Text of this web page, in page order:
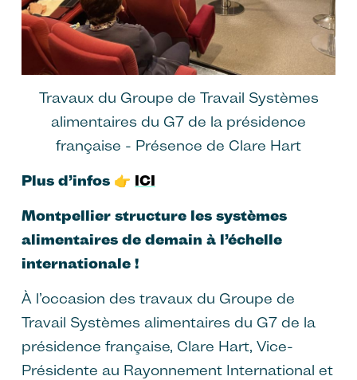
Travaux du Groupe de Travail Systèmes
alimentaires du G7 de la présidence
française - Présence de Clare Hart
Plus d’infos 👉 ICI
Montpellier structure les systèmes
alimentaires de demain à l’échelle
internationale !
À l’occasion des travaux du Groupe de
Travail Systèmes alimentaires du G7 de la
présidence française, Clare Hart, Vice-
Présidente au Rayonnement International et